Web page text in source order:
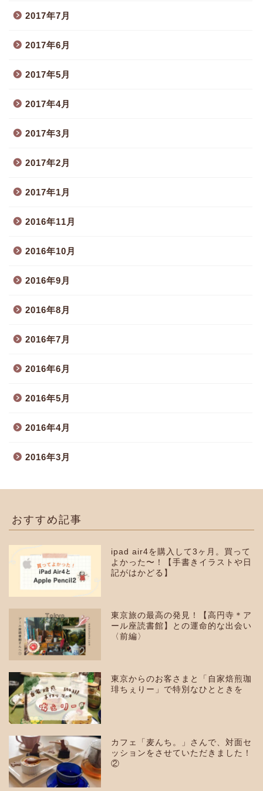
2017年7月
2017年6月
2017年5月
2017年4月
2017年3月
2017年2月
2017年1月
2016年11月
2016年10月
2016年9月
2016年8月
2016年7月
2016年6月
2016年5月
2016年4月
2016年3月
おすすめ記事
ipad air4を購入して3ヶ月。買って
よかった〜！【手書きイラストや日
記がはかどる】
東京旅の最高の発見！【高円寺＊ア
ール座読書館】との運命的な出会い
〈前編〉
東京からのお客さまと「自家焙煎珈
琲ちぇりー」で特別なひとときを
カフェ「麦んち。」さんで、対面セ
ッションをさせていただきました！
②